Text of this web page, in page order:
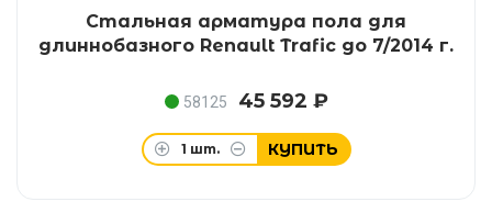
Стальная арматура пола для
длиннобазного Renault Trafic до 7/2014 г.
58125 45 592 ₽
1 шт. КУПИТЬ